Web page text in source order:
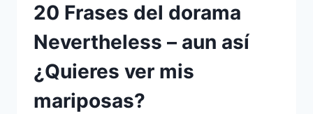
20 Frases del dorama
Nevertheless – aun así
¿Quieres ver mis
mariposas?